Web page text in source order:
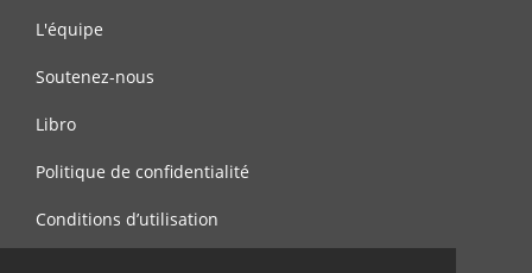
L'équipe
Soutenez-nous
Libro
Politique de confidentialité
Conditions d’utilisation